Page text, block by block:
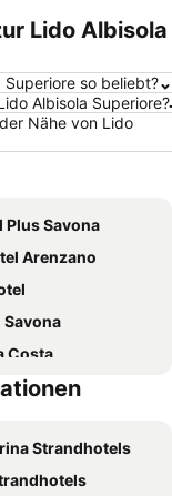
Lido Albisola
Superiore so beliebt?
Albisola Superiore?
Nähe von Lido
Plus Savona
Arenzano
Savona
Costa
Riviera Celle Ligure
Strandhotels